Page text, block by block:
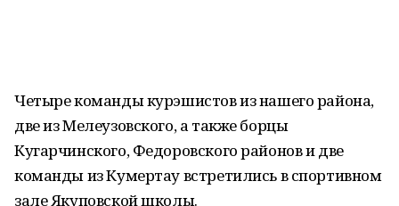
Четыре команды курэшистов из нашего района,
две из Мелеузовского, а также борцы
Кугарчинского, Федоровского районов и две
команды из Кумертау встретились в спортивном
зале Якуповской школы.